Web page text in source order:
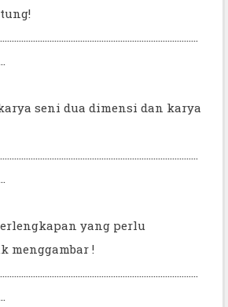
seni dua dimensi dan karya
yang perlu
menggambar !